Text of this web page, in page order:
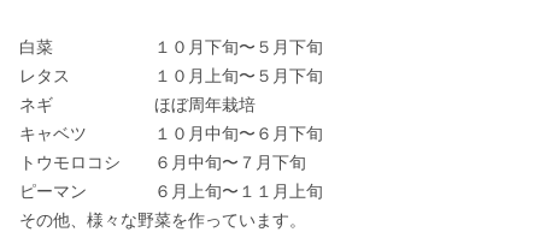
白菜　　　　　　１０月下旬〜５月下旬
レタス　　　　　１０月上旬〜５月下旬
ネギ　　　　　　ほぼ周年栽培
キャベツ　　　　１０月中旬〜６月下旬
トウモロコシ　　６月中旬〜７月下旬
ピーマン　　　　６月上旬〜１１月上旬
その他、様々な野菜を作っています。